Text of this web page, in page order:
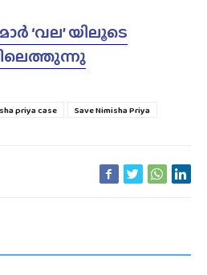
‘വല’ യിലൂടെ
priya case Save Nimisha Priya